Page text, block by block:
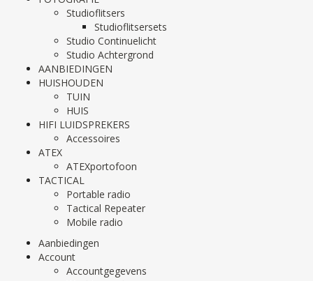
Studioflitsers
Studioflitsersets
Studio Continuelicht
Studio Achtergrond
AANBIEDINGEN
HUISHOUDEN
TUIN
HUIS
HIFI LUIDSPREKERS
Accessoires
ATEX
ATEXportofoon
TACTICAL
Portable radio
Tactical Repeater
Mobile radio
Aanbiedingen
Account
Accountgegevens